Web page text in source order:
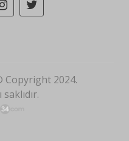
Copyright 2024.